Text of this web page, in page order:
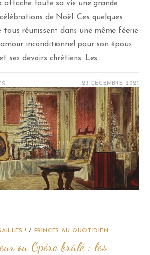
attache toute sa vie une grande
de Noël. Ces quelques
tous réunissent dans une même féerie
amour inconditionnel pour son époux
ses devoirs chrétiens. Les…
23 DÉCEMBRE 2021
! / PRINCES AU QUOTIDIEN
ou Opéra brûlé : les